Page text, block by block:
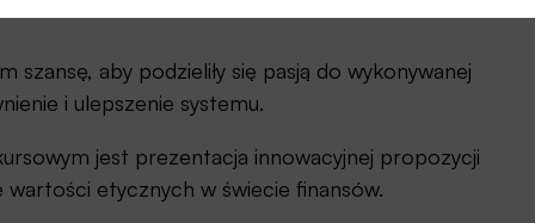
szansę, aby podzieliły się pasją do wykonywanej
i ulepszenie systemu.
jest prezentacja innowacyjnej propozycji
etycznych w świecie finansów.